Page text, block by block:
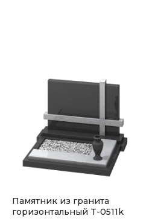
Памятник из гранита
горизонтальный T-0511k